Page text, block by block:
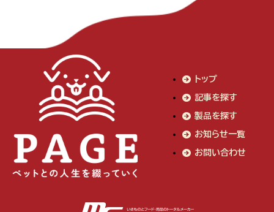
トップ
記事を探す
製品を探す
お知らせ一覧
お問い合わせ